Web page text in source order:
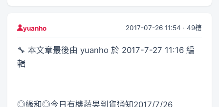
yuanho 2017-07-26 11:54 · 49樓
🔧 本文章最後由 yuanho 於 2017-7-27 11:16 編
輯
◎緣和◎今日有機蔬果到貨通知2017/7/26